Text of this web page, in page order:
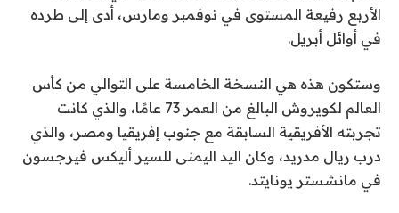
الأربع رفيعة المستوى في نوفمبر ومارس، أدى إلى طرده
في أوائل أبريل.
وستكون هذه هي النسخة الخامسة على التوالي من كأس
العالم لكويروش البالغ من العمر 73 عامًا، والذي كانت
تجربته الأفريقية السابقة مع جنوب إفريقيا ومصر، والذي
درب ريال مدريد، وكان اليد اليمنى للسير أليكس فيرجسون
في مانشستر يونايتد.